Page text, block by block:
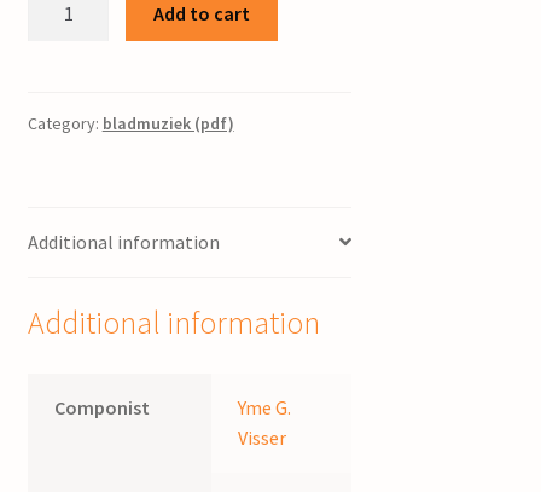
Titus
Visser
Titus
Add to cart
Category: bladmuziek (pdf)
Additional information
Additional information
Componist
Yme G.
Visser